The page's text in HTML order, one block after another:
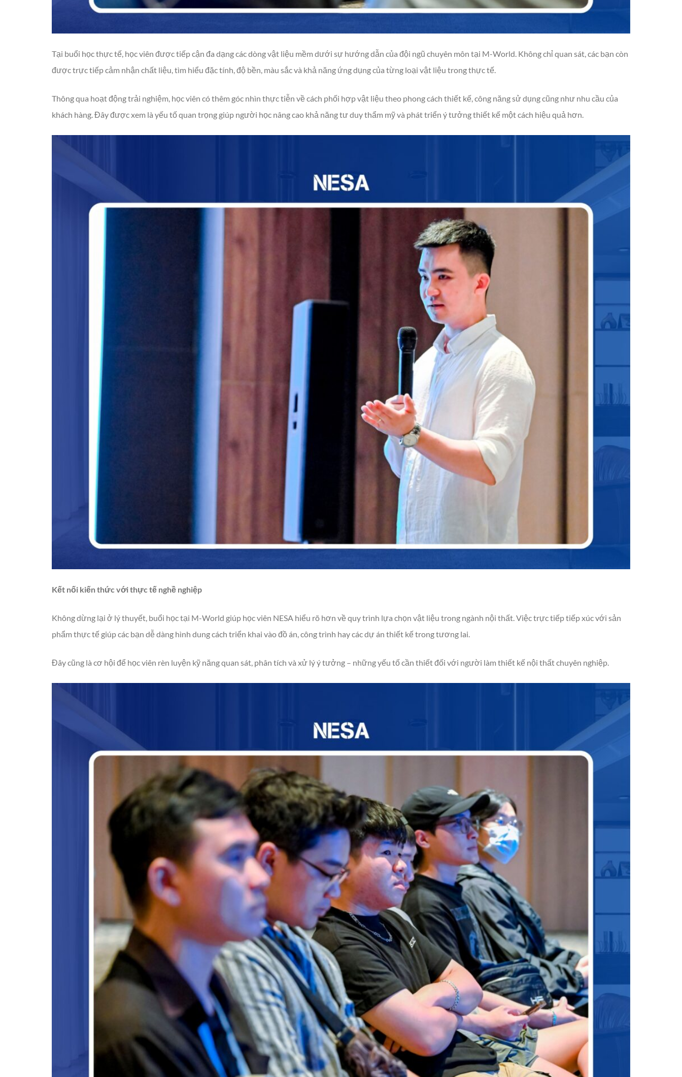
Tại buổi học thực tế, học viên được tiếp cận đa dạng các dòng vật liệu mềm dưới sự hướng dẫn của đội ngũ chuyên môn tại M-World. Không chỉ quan sát, các bạn còn
được trực tiếp cảm nhận chất liệu, tìm hiểu đặc tính, độ bền, màu sắc và khả năng ứng dụng của từng loại vật liệu trong thực tế.
Thông qua hoạt động trải nghiệm, học viên có thêm góc nhìn thực tiễn về cách phối hợp vật liệu theo phong cách thiết kế, công năng sử dụng cũng như nhu cầu của
khách hàng. Đây được xem là yếu tố quan trọng giúp người học nâng cao khả năng tư duy thẩm mỹ và phát triển ý tưởng thiết kế một cách hiệu quả hơn.
Kết nối kiến thức với thực tế nghề nghiệp
Không dừng lại ở lý thuyết, buổi học tại M-World giúp học viên NESA hiểu rõ hơn về quy trình lựa chọn vật liệu trong ngành nội thất. Việc trực tiếp tiếp xúc với sản
phẩm thực tế giúp các bạn dễ dàng hình dung cách triển khai vào đồ án, công trình hay các dự án thiết kế trong tương lai.
Đây cũng là cơ hội để học viên rèn luyện kỹ năng quan sát, phân tích và xử lý ý tưởng – những yếu tố cần thiết đối với người làm thiết kế nội thất chuyên nghiệp.